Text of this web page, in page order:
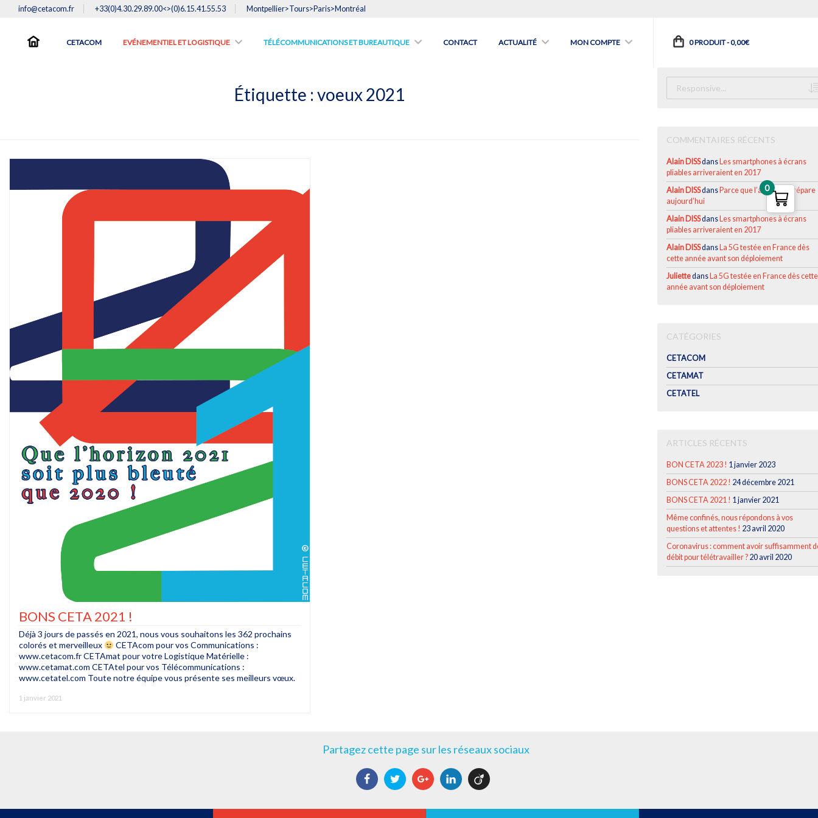
info@cetacom.fr +33(0)4.30.29.89.00<>(0)6.15.41.55.53 Montpellier>Tours>Paris>Montréal
CETACOM EVÉNEMENTIEL ET LOGISTIQUE TÉLÉCOMMUNICATIONS ET BUREAUTIQUE CONTACT ACTUALITÉ MON COMPTE 0 PRODUIT -0,00€
Étiquette : voeux 2021
BONS CETA 2021 !
Déjà 3 jours de passés en 2021, nous vous souhaitons les 362 prochains
colorés et merveilleux
CETAcom pour vos Communications :
www.cetacom.fr CETAmat pour votre Logistique Matérielle :
www.cetamat.com CETAtel pour vos Télécommunications :
www.cetatel.com Toute notre équipe vous présente ses meilleurs vœux.
1 janvier 2021
COMMENTAIRES RÉCENTS
Alain DISSdans Les smartphones à écrans
pliables arriveraient en 2017
Alain DISSdans Parce que l’avenir se prépare
aujourd’hui
Alain DISSdans Les smartphones à écrans
pliables arriveraient en 2017
Alain DISSdans La 5G testée en France dès
cette année avant son déploiement
Juliettedans La 5G testée en France dès cette
année avant son déploiement
CATÉGORIES
CETACOM
CETAMAT
CETATEL
ARTICLES RÉCENTS
BON CETA 2023 ! 1 janvier 2023
BONS CETA 2022 ! 24 décembre 2021
BONS CETA 2021 ! 1 janvier 2021
Même confinés, nous répondons à vos
questions et attentes ! 23 avril 2020
Coronavirus : comment avoir suffisamment
débit pour télétravailler ? 20 avril 2020
Partagez cette page sur les réseaux sociaux
FacebookTwitter Google+LinkedIn
0